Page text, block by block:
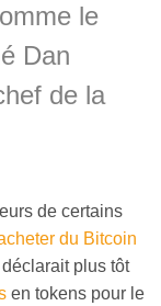
le
Dan
de la
de certains
du Bitcoin
plus tôt
en tokens pour le